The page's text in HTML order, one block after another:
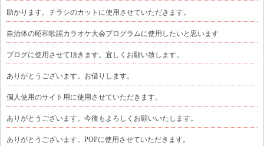
助かります。チラシのカットに使用させていただきます。
自治体の昭和歌謡カラオケ大会プログラムに使用したいと思います
ブログに使用させて頂きます。宜しくお願い致します。
ありがとうございます。お借りします。
個人使用のサイト用に使用させていただきます。
ありがとうございます。今後もよろしくお願いいたします。
ありがとうございます。POPに使用させていただきます。